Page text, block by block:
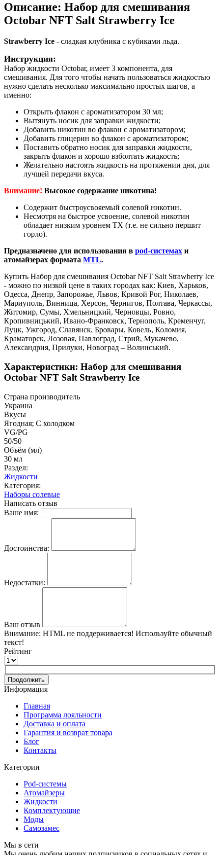
Описание: Набор для смешивания
Octobar NFT Salt Strawberry Ice
Strawberry Ice - сладкая клубника с кубиками льда.
Инструкция:
Набор жидкости Octobar, имеет 3 компонента, для
смешивания. Для того чтобы начать пользоваться жидкостью
нужно сделать несколько максимально простых шагов, а
именно:
Открыть флакон с ароматизатором 30 мл;
Вытянуть носик для заправки жидкости;
Добавить никотин во флакон с ароматизатором;
Добавить глицерин во флакон с ароматизатором;
Поставить обратно носик для заправки жидкости,
закрыть флакон и хорошо взболтать жидкость;
Желательно настоять жидкость на протяжении дня, для
лучшей передачи вкуса.
Внимание! Высокое содержание никотина!
Содержит быстроусвояемый солевой никотин.
Несмотря на быстрое усвоение, солевой никотин
обладает низким уровнем ТХ (т.е. не сильно першит
горло).
Предназначено для использования в pod-системах и
атомайзерах формата MTL.
Купить Набор для смешивания Octobar NFT Salt Strawberry Ice
- можно по низкой цене в таких городах как: Киев, Харьков,
Одесса, Днепр, Запорожье, Львов, Кривой Рог, Николаев,
Мариуполь, Винница, Херсон, Чернигов, Полтава, Черкассы,
Житомир, Сумы, Хмельницкий, Черновцы, Ровно,
Кропивницький, Ивано-Франковск, Тернополь, Кременчуг,
Луцк, Ужгород, Славянск, Бровары, Ковель, Коломия,
Краматорск, Лозовая, Павлоград, Стрий, Мукачево,
Александрия, Прилуки, Новоград – Волинський.
Характеристики: Набор для смешивания
Octobar NFT Salt Strawberry Ice
Страна производитель
Украина
Вкусы
Ягодная; С холодком
VG/PG
50/50
Объём (мл)
30 мл
Раздел:
Жидкости
Категория:
Наборы солевые
Написать отзыв
Ваше имя:
Достоинства:
Недостатки:
Ваш отзыв
Внимание: HTML не поддерживается! Используйте обычный
текст!
Рейтинг
Продолжить
Информация
Главная
Программа лояльности
Доставка и оплата
Гарантия и возврат товара
Блог
Контакты
Категории
Pod-системы
Атомайзеры
Жидкости
Комплектующие
Моды
Самозамес
Мы в сети